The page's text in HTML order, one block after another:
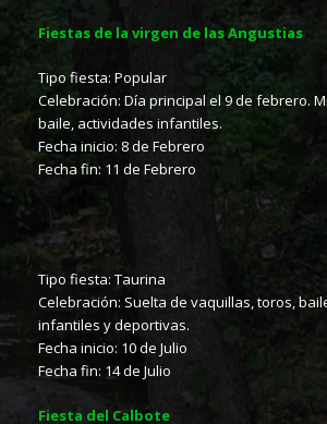
Fiestas de la virgen de las Angustias
Tipo fiesta: Popular
Celebración: Día principal el 9 de febrero.
baile, actividades infantiles.
Fecha inicio: 8 de Febrero
Fecha fin: 11 de Febrero
Tipo fiesta: Taurina
Celebración: Suelta de vaquillas, toros,
infantiles y deportivas.
Fecha inicio: 10 de Julio
Fecha fin: 14 de Julio
Fiesta del Calbote